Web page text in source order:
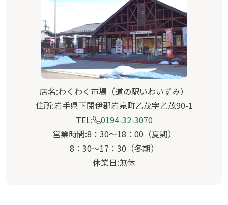
店名:わくわく市場（道の駅いわいずみ）
住所:岩手県下閉伊郡岩泉町乙茂字乙茂90-1
TEL:
0194-32-3070
営業時間:8：30～18：00（夏期）
8：30～17：30（冬期）
休業日:無休